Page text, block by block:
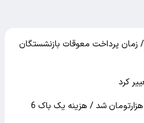
زمان پرداخت معوقات بازنشستگان
کرد
نرخ بنزین در تهران لیتری 130 هزارتومان شد / هزینه یک باک 6